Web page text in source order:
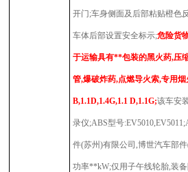
开门;车身侧面及后部粘贴橙色
车体后部设置安全标示;危险货
于运输具有**包装的黑火药,压
管,爆破炸药,点燃导火索,专用
B,1.1D,1.4G,1.1 D,1.1G;该车安
录仪;ABS型号
件(苏州)有限公司,博世汽车部
功率**kW;仅用子午线轮胎,装